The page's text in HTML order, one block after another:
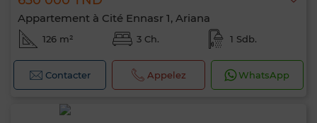
Appartement à Cité Ennasr 1, Ariana
126 m² 3 Ch. 1 Sdb.
Contacter Appelez WhatsApp